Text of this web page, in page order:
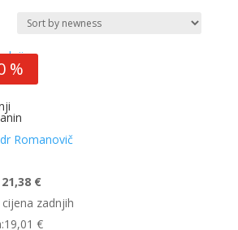
%
Romanovič
Izvorna
cijena
bila
21,38 €Trenutna
cijena
je:
zadnjih
19,01 €